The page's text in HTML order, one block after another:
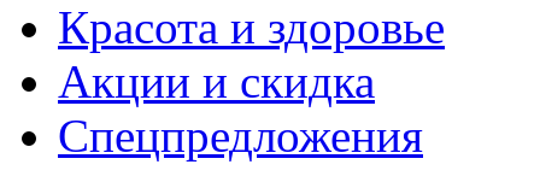
Красота и здоровье
Акции и скидка
Спецпредложения